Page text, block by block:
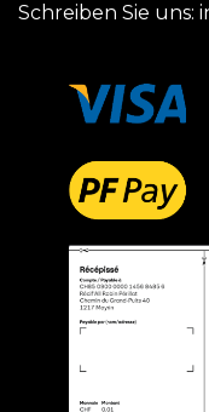
Schreiben Sie uns: